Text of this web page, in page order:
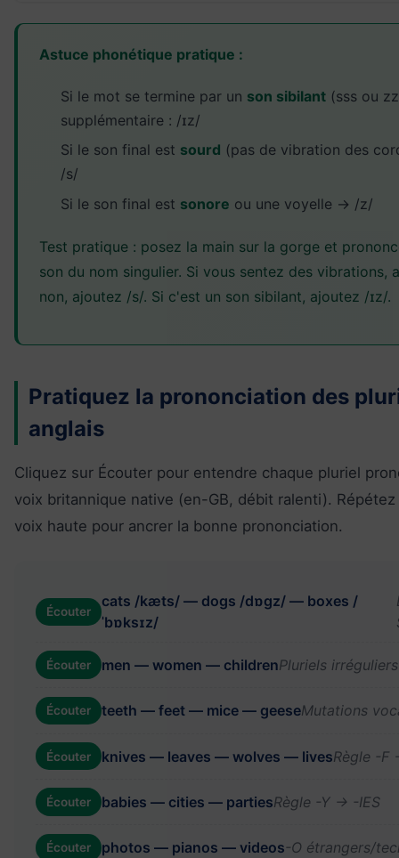
Astuce phonétique pratique :
Si le mot se termine par un son sibilant (sss ou
supplémentaire : /ɪz/
Si le son final est sourd (pas de vibration des
/s/
Si le son final est sonore ou une voyelle → /z/
Test pratique : posez la main sur la gorge et
son du nom singulier. Si vous sentez des vibrations,
non, ajoutez /s/. Si c'est un son sibilant, ajoutez /ɪz/.
Pratiquez la prononciation des
anglais
Cliquez sur Écouter pour entendre chaque pluriel
voix britannique native (en-GB, débit ralenti).
voix haute pour ancrer la bonne prononciation.
Écouter
cats /kæts/ — dogs /dɒɡz/ — boxes /
ˈbɒksɪz/
Écouter men — women — childrenPluriels
Écouter teeth — feet — mice — geeseMutations
Écouter knives — leaves — wolves — livesRègle -F
Écouter babies — cities — partiesRègle -Y → -IES
Écouter photos — pianos — videos-O étrangers/